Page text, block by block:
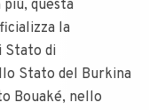
più, questa
la
Stato di
Stato del Burkina
Bouaké, nello